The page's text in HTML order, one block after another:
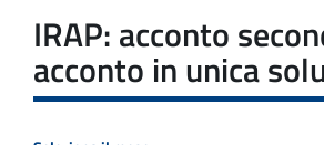
IRAP: acconto
acconto in unica